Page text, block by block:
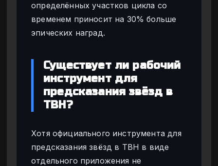
определённых участков цикла со
временем приносит на 30% больше
эпических наград.
Существует ли рабочий
инструмент для
предсказания звёзд в
TBH?
Хотя официального инструмента для
предсказания звёзд в TBH в виде
отдельного приложения не